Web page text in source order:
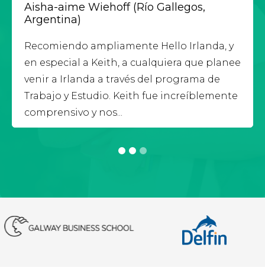
Aisha-aime Wiehoff (Río Gallegos,
Argentina)
Recomiendo ampliamente Hello Irlanda, y
en especial a Keith, a cualquiera que planee
venir a Irlanda a través del programa de
Trabajo y Estudio. Keith fue increíblemente
comprensivo y nos...